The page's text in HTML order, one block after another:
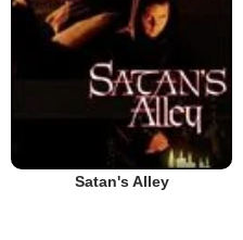
Satan's Alley